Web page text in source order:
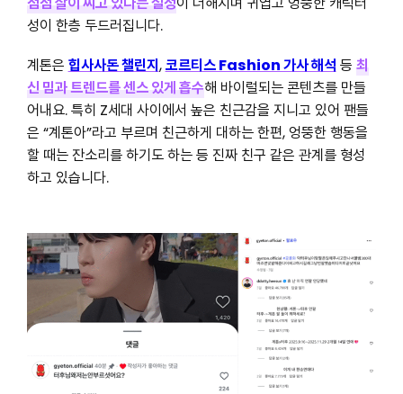
성이 한층 두드러집니다.
계톤은 힙사사돈 챌린지,코르티스 Fashion 가사 해석 등 최
신 밈과 트렌드를 센스 있게 흡수해 바이럴되는 콘텐츠를 만들
어내요. 특히 Z세대 사이에서 높은 친근감을 지니고 있어 팬들
은 “계톤아”라고 부르며 친근하게 대하는 한편, 엉뚱한 행동을
할 때는 잔소리를 하기도 하는 등 진짜 친구 같은 관계를 형성
하고 있습니다.